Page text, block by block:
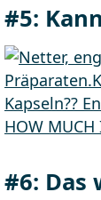
#5:
#6: Das